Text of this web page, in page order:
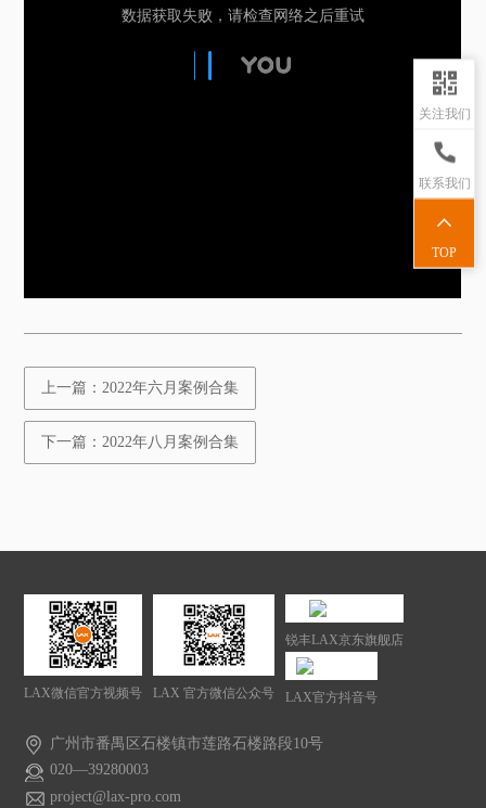
上一篇：2022年六月案例合集
下一篇：2022年八月案例合集
LAX微信官方视频号 LAX 官方微信公众号
锐丰LAX京东旗舰店
LAX官方抖音号
广州市番禺区石楼镇市莲路石楼路段10号
020—39280003
project@lax-pro.com
关注我们
联系我们
TOP